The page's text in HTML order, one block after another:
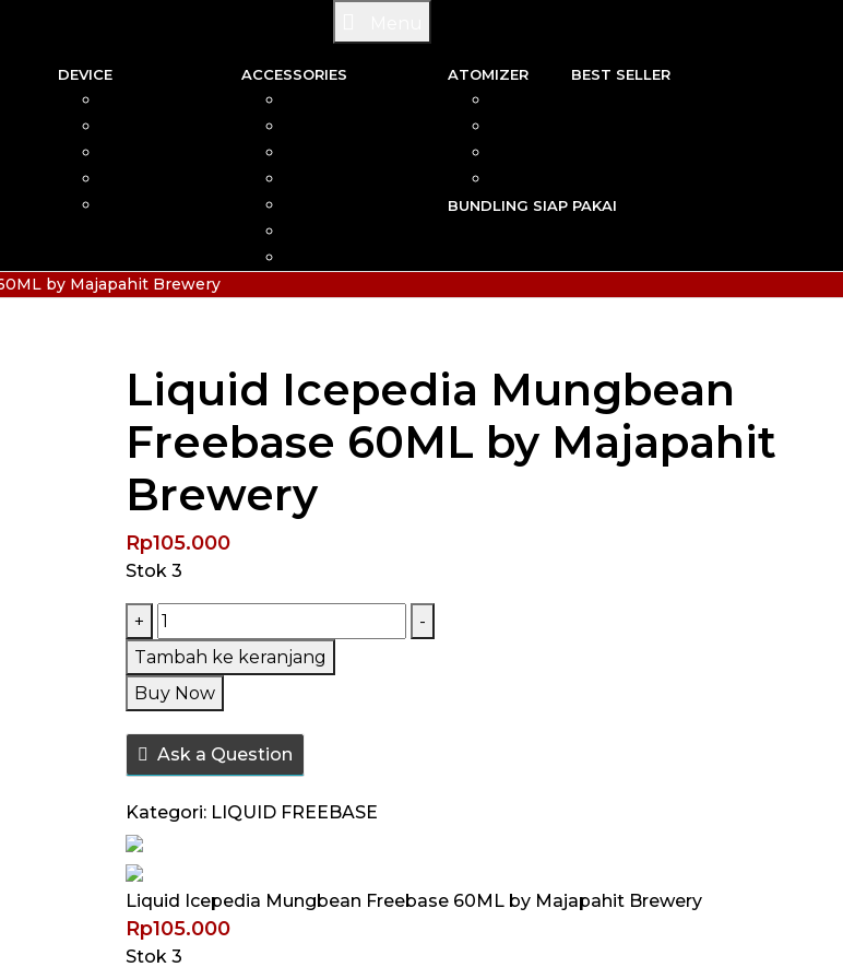
DEVICE ACCESSORIES ATOMIZER BEST SELLER
BUNDLING SIAP PAKAI
by Majapahit Brewery
Liquid Icepedia Mungbean
Freebase 60ML by Majapahit
Brewery
Rp105.000
Stok 3
+
Kuantitas
Liquid
Icepedia
Mungbean
Freebase
60ML
Majapahit
-
Tambah ke keranjang
Buy Now
Ask a Question
Kategori: LIQUID FREEBASE
Liquid Icepedia Mungbean Freebase 60ML by Majapahit Brewery
Rp105.000
Stok 3